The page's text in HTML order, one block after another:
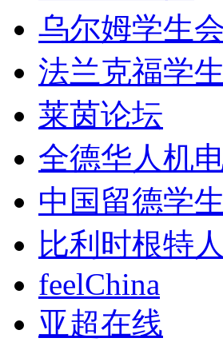
乌尔姆学生会
法兰克福学
莱茵论坛
全德华人机
中国留德学
比利时根特
feelChina
亚超在线